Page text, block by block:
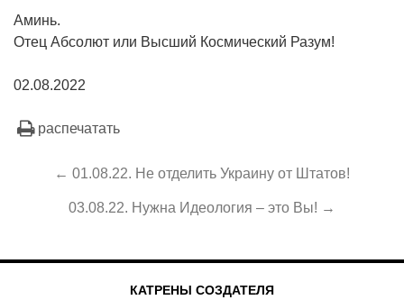
Аминь.
Отец Абсолют или Высший Космический Разум!
02.08.2022
распечатать
← 01.08.22. Не отделить Украину от Штатов!
03.08.22. Нужна Идеология – это Вы! →
КАТРЕНЫ СОЗДАТЕЛЯ